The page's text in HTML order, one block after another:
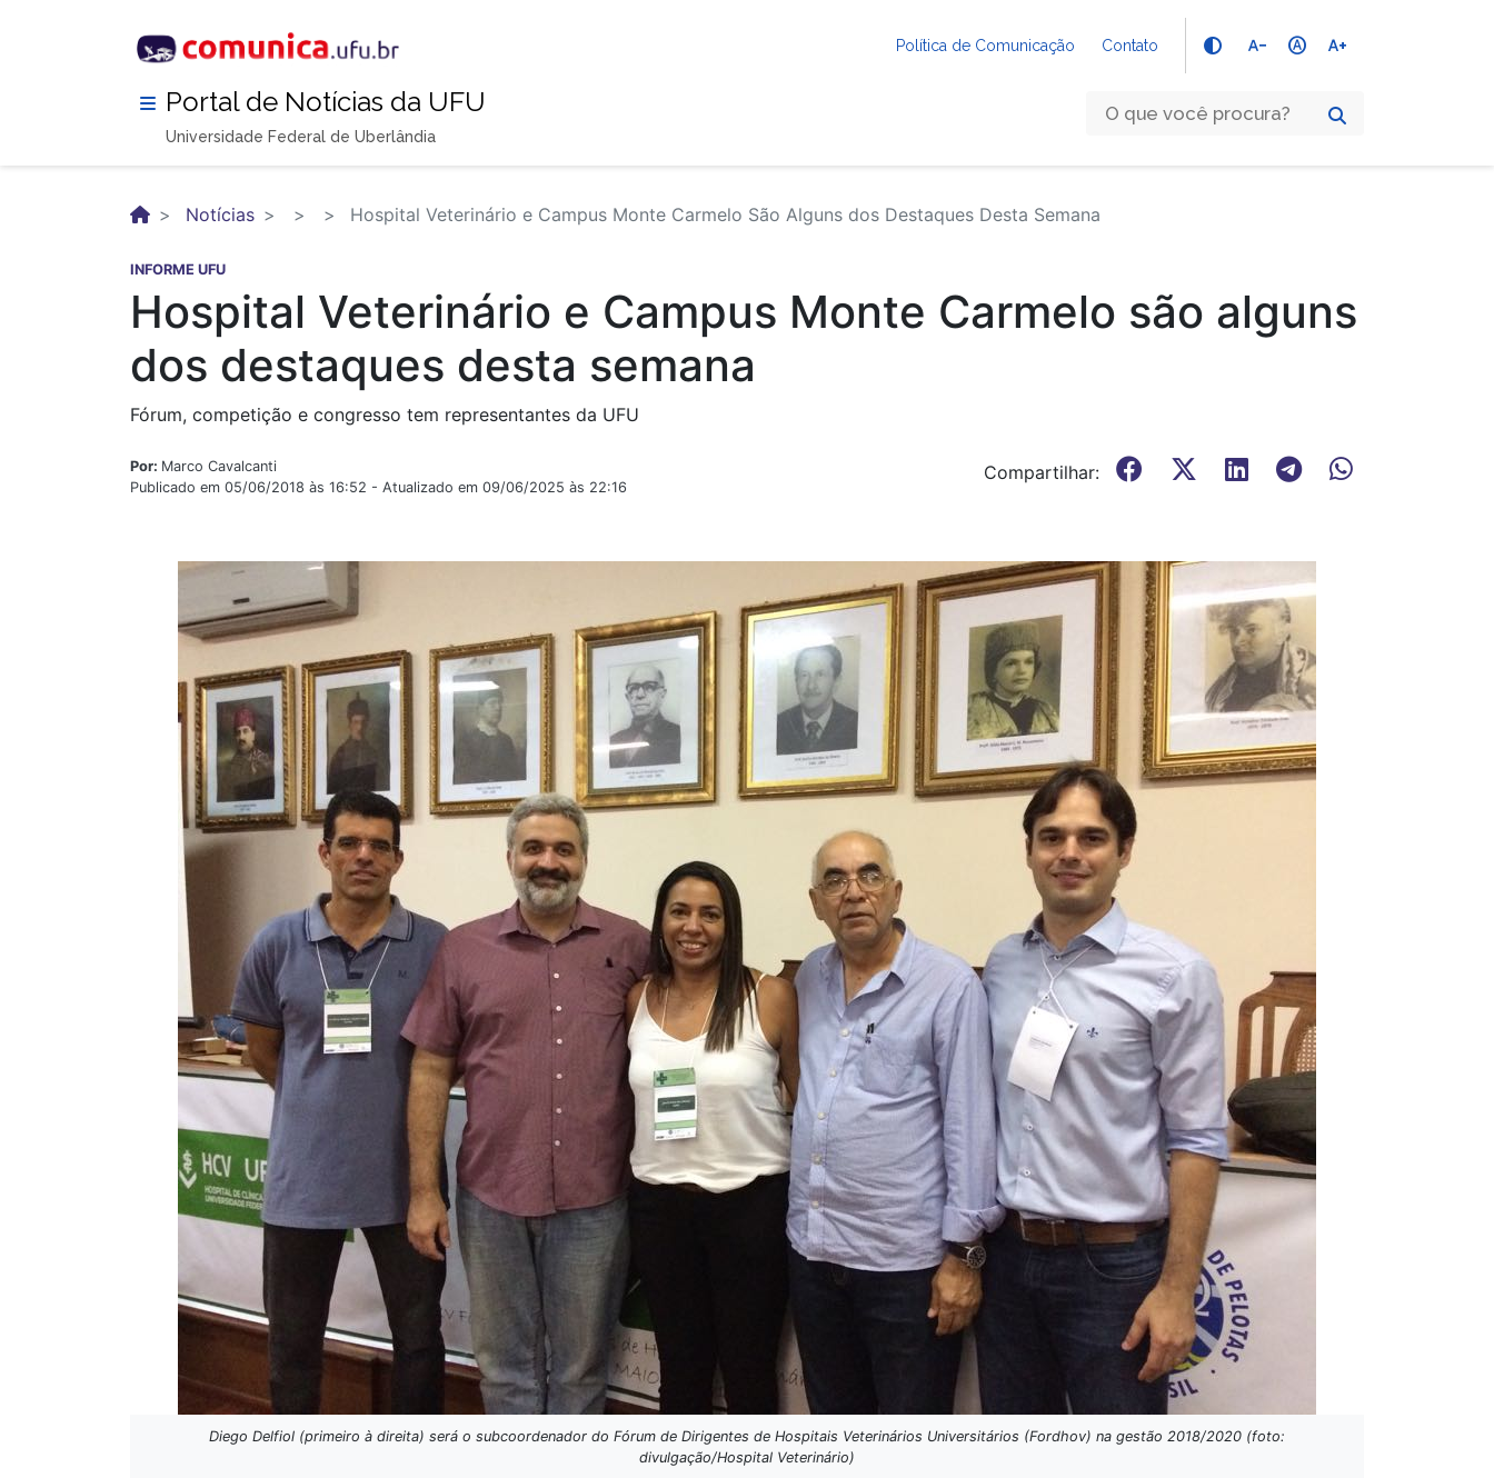
Política de Comunicação Contato text_decrease hdr_auto text_increase
Portal de Notícias da UFU
Universidade Federal de Uberlândia
Notícias Hospital Veterinário e Campus Monte Carmelo São Alguns dos Destaques Desta Semana
INFORME UFU
Hospital Veterinário e Campus Monte Carmelo são alguns
dos destaques desta semana
Fórum, competição e congresso tem representantes da UFU
Por: Marco Cavalcanti
Publicado em 05/06/2018 às 16:52 - Atualizado em 09/06/2025 às 22:16
Compartilhar:
Diego Delfiol (primeiro à direita) será o subcoordenador do Fórum de Dirigentes de Hospitais Veterinários Universitários (Fordhov) na gestão 2018/2020 (foto:
divulgação/Hospital Veterinário)